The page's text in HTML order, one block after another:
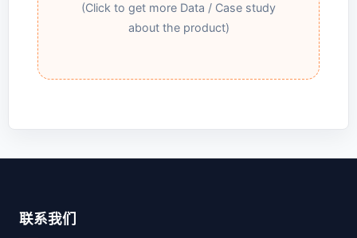
(Click to get more Data / Case study
about the product)
联系我们